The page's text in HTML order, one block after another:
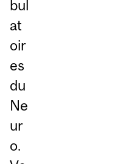
bul
at
oir
es
du
Ne
ur
o.